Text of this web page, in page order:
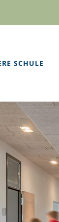
SCHULE